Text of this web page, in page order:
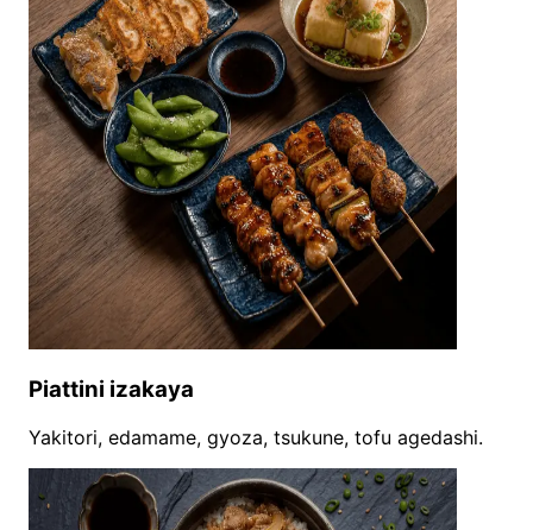
Piattini izakaya
Yakitori, edamame, gyoza, tsukune, tofu agedashi.